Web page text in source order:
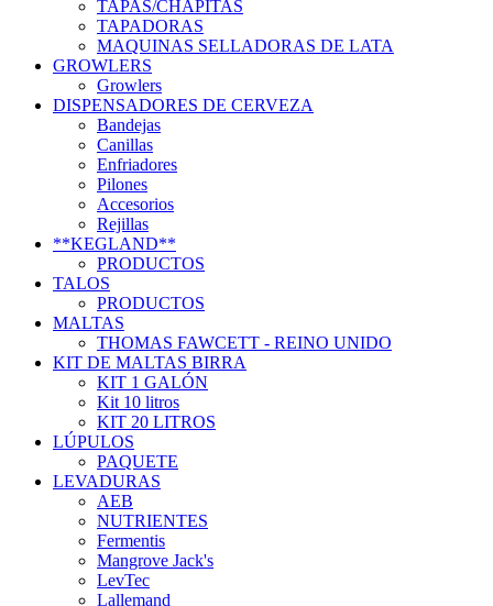
TAPAS/CHAPITAS
TAPADORAS
MAQUINAS SELLADORAS DE LATA
GROWLERS
Growlers
DISPENSADORES DE CERVEZA
Bandejas
Canillas
Enfriadores
Pilones
Accesorios
Rejillas
**KEGLAND**
PRODUCTOS
TALOS
PRODUCTOS
MALTAS
THOMAS FAWCETT - REINO UNIDO
KIT DE MALTAS BIRRA
KIT 1 GALÓN
Kit 10 litros
KIT 20 LITROS
LÚPULOS
PAQUETE
LEVADURAS
AEB
NUTRIENTES
Fermentis
Mangrove Jack's
LevTec
Lallemand